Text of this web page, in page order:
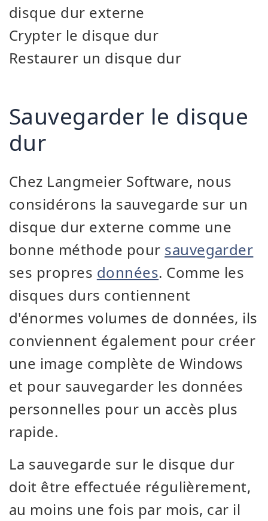
disque dur externe
Crypter le disque dur
Restaurer un disque dur
Sauvegarder le disque
dur
Chez Langmeier Software, nous
considérons la sauvegarde sur un
disque dur externe comme une
bonne méthode pour sauvegarder
ses propres données. Comme les
disques durs contiennent
d'énormes volumes de données, ils
conviennent également pour créer
une image complète de Windows
et pour sauvegarder les données
personnelles pour un accès plus
rapide.
La sauvegarde sur le disque dur
doit être effectuée régulièrement,
au moins une fois par mois, car il